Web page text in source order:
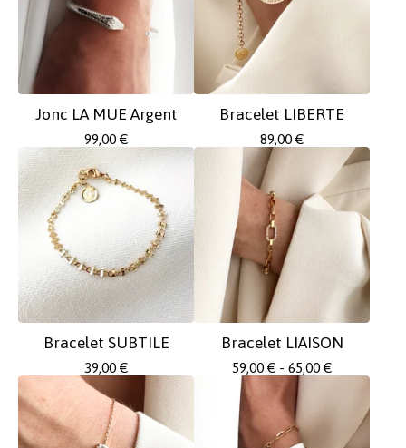
Jonc LA MUE Argent
99,00 €
Bracelet LIBERTE
89,00 €
Bracelet SUBTILE
39,00 €
Bracelet LIAISON
59,00 € - 65,00 €